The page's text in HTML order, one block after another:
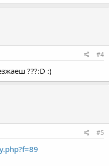
#4
???:D :)
#5